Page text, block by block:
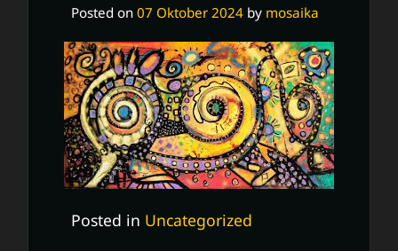
Posted on 07 Oktober 2024 by mosaika
Posted in Uncategorized